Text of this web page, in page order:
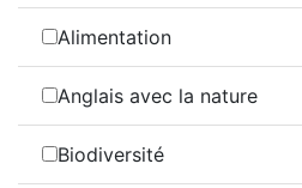
Alimentation
Anglais avec la nature
Biodiversité